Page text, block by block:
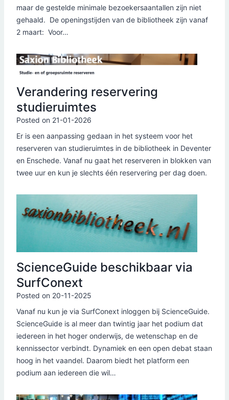
maar de gestelde minimale bezoekersaantallen zijn niet
gehaald. De openingstijden van de bibliotheek zijn vanaf
2 maart: Voor…
Verandering reservering
studieruimtes
Posted on 21-01-2026
Er is een aanpassing gedaan in het systeem voor het
reserveren van studieruimtes in de bibliotheek in Deventer
en Enschede. Vanaf nu gaat het reserveren in blokken van
twee uur en kun je slechts één reservering per dag doen.
ScienceGuide beschikbaar via
SurfConext
Posted on 20-11-2025
Vanaf nu kun je via SurfConext inloggen bij ScienceGuide.
ScienceGuide is al meer dan twintig jaar het podium dat
iedereen in het hoger onderwijs, de wetenschap en de
kennissector verbindt. Dynamiek en een open debat staan
hoog in het vaandel. Daarom biedt het platform een
podium aan iedereen die wil…